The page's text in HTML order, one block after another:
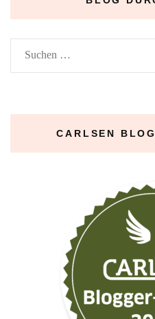
Suchen
nach:
CARLSEN